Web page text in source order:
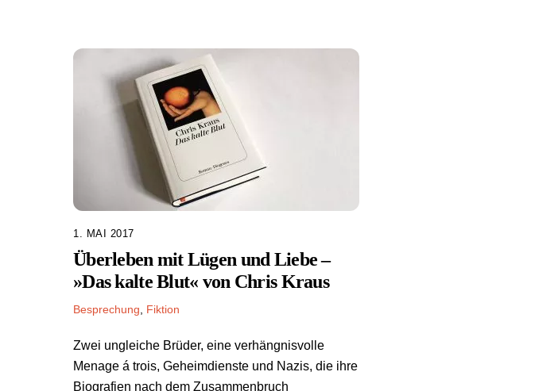
1. MAI 2017
Überleben mit Lügen und Liebe –
»Das kalte Blut« von Chris Kraus
Besprechung Fiktion
Zwei ungleiche Brüder, eine verhängnisvolle
Menage á trois, Geheimdienste und Nazis, die ihre
Biografien nach dem Zusammenbruch